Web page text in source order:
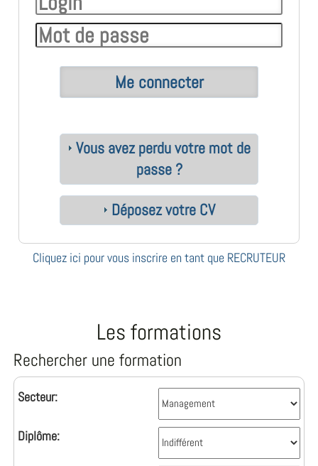
Vous avez perdu votre mot de
passe ?
Déposez votre CV
Cliquez ici pour vous inscrire en tant que RECRUTEUR
Les formations
Rechercher une formation
Secteur:
Diplôme: